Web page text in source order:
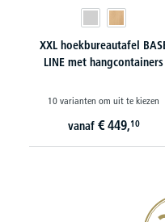
XXL hoekbureautafel
LINE met hangcontainers
10 varianten om uit te kiezen
vanaf € 449,10